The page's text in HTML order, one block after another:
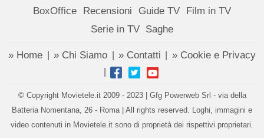
BoxOffice Recensioni Guide TV
Film in TV
Serie in TV Saghe
» Home » Chi Siamo » Contatti » Cookie e Privacy
© Copyright Movietele.it 2009 - 2023 | Gfg Powerweb Srl - via della
Batteria Nomentana, 26 - Roma | All rights reserved. Loghi, immagini e
video contenuti in Movietele.it sono di proprietà dei rispettivi proprietari.